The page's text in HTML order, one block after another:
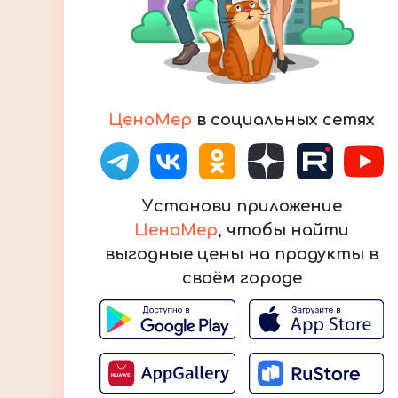
ЦеноМер в социальных сетях
Установи приложение
ЦеноМер, чтобы найти
выгодные цены на продукты в
своём городе